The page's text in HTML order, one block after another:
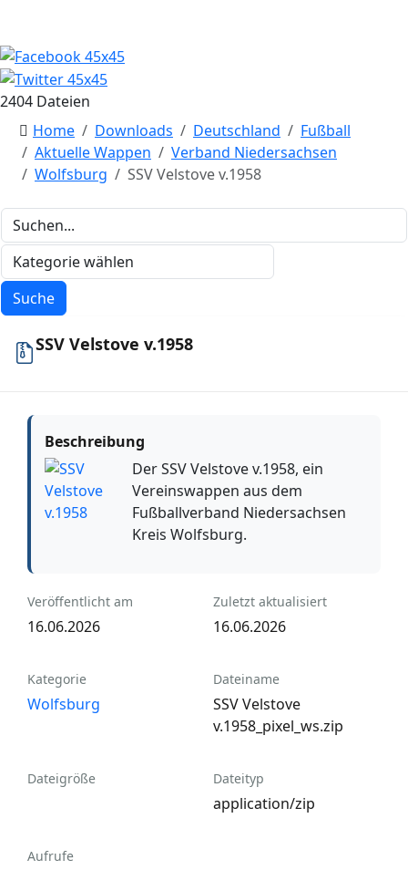
2404 Dateien
Home
Downloads Deutschland
Fußball
Aktuelle Wappen
Verband Niedersachsen
Wolfsburg
SSV Velstove v.1958
SSV Velstove v.1958
Beschreibung
Der SSV Velstove v.1958, ein
Vereinswappen aus dem
Fußballverband Niedersachsen
Kreis Wolfsburg.
Veröffentlicht am
16.06.2026
Zuletzt aktualisiert
16.06.2026
Kategorie
Wolfsburg
Dateiname
SSV Velstove
v.1958_pixel_ws.zip
Dateigröße Dateityp
application/zip
Aufrufe